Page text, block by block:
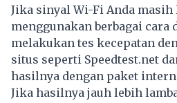
Jika sinyal Wi-Fi Anda
menggunakan berbagai cara
melakukan tes kecepatan
situs seperti Speedtest.net
hasilnya dengan paket
Jika hasilnya jauh lebih